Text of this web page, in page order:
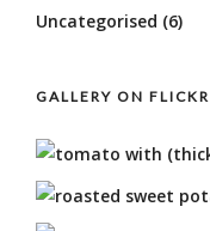
Uncategorised (6)
GALLERY ON FLICKR